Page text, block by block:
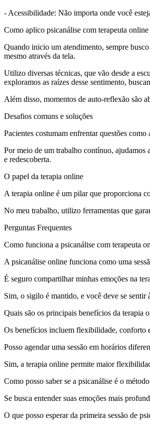
- Acessibilidade: Não importa onde você
Como aplico psicanálise com terapeuta online
Quando inicio um atendimento, sempre
mesmo através da tela.
Utilizo diversas técnicas, que vão desde a
exploramos as raízes desse sentimento,
Além disso, momentos de auto-reflexão são
Desafios comuns e soluções
Pacientes costumam enfrentar questões
Por meio de um trabalho contínuo, ajudamos
e redescoberta.
O papel da terapia online
A terapia online é um pilar que proporciona
No meu trabalho, utilizo ferramentas que
Perguntas Frequentes
Como funciona a psicanálise com terapeuta
A psicanálise online funciona como uma
É seguro compartilhar minhas emoções na
Sim, o sigilo é mantido, e você deve se sentir
Quais são os principais benefícios da terapia
Os benefícios incluem flexibilidade, conforto
Posso agendar uma sessão em horários
Sim, a terapia online permite maior
Como posso saber se a psicanálise é o
Se busca entender suas emoções mais
O que posso esperar da primeira sessão de